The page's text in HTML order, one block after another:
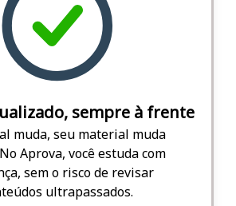
sempre à frente
muda, seu material muda
Aprova, você estuda com
sem o risco de revisar
ultrapassados.